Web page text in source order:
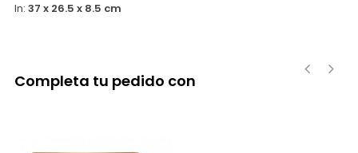
In: 37 x 26.5 x 8.5 cm
Completa tu pedido con